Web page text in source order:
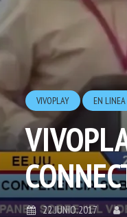
VIVOPLAY EN LINEA
22.JUNIO.2017